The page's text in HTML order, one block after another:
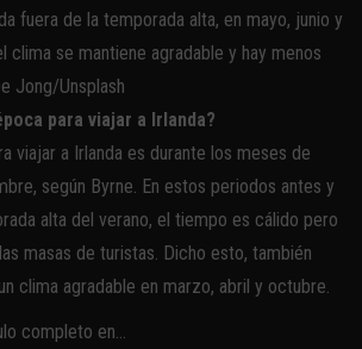
fuera de la temporada alta, en mayo, junio y
clima se mantiene agradable y hay menos
Jong/Unsplash
para viajar a Irlanda?
viajar a Irlanda es durante los meses de
según Byrne. En estos periodos antes y
alta del verano, el tiempo es cálido pero
masas de turistas. Dicho esto, también
clima agradable en marzo, abril y octubre.
completo en…